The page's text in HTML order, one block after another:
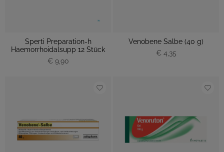
Sperti Preparation-h
Haemorrhoidalsupp 12 Stück
€ 9,90
Venobene Salbe (40 g)
€ 4,35